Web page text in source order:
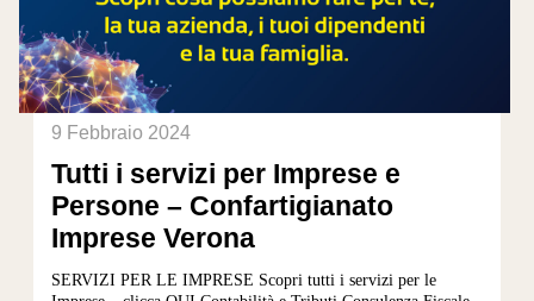
9 Febbraio 2024
Tutti i servizi per Imprese e
Persone – Confartigianato
Imprese Verona
SERVIZI PER LE IMPRESE Scopri tutti i servizi per le